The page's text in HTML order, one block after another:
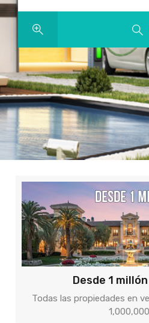
Desde 1
Todas las propiedades en